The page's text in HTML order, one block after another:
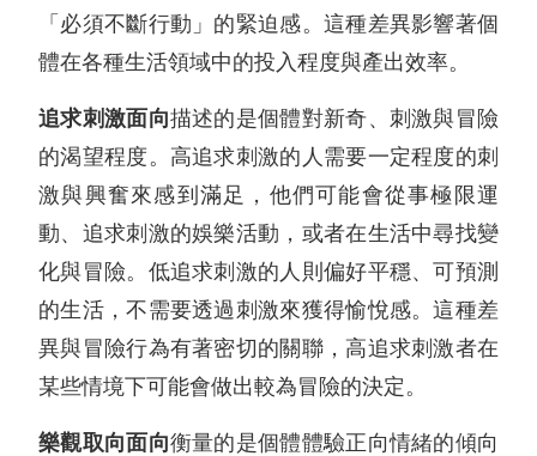
「必須不斷行動」的緊迫感。這種差異影響著個
體在各種生活領域中的投入程度與產出效率。
追求刺激面向描述的是個體對新奇、刺激與冒險
的渴望程度。高追求刺激的人需要一定程度的刺
激與興奮來感到滿足，他們可能會從事極限運
動、追求刺激的娛樂活動，或者在生活中尋找變
化與冒險。低追求刺激的人則偏好平穩、可預測
的生活，不需要透過刺激來獲得愉悅感。這種差
異與冒險行為有著密切的關聯，高追求刺激者在
某些情境下可能會做出較為冒險的決定。
樂觀取向面向衡量的是個體體驗正向情緒的傾向